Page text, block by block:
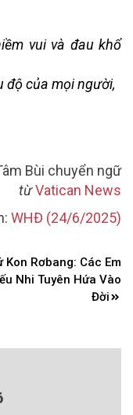
vui và đau khổ
độ của mọi người,
Bùi chuyển ngữ
từVatican News
WHĐ (24/6/2025)
Kon Rơbang: Các Em
Nhi Tuyên Hứa Vào
Đời